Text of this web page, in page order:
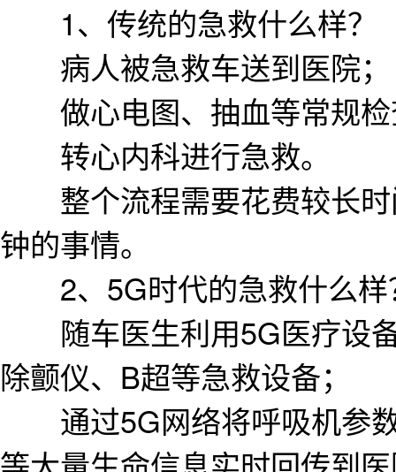
1、传统的急救什么样？
病人被急救车送到医院；
做心电图、抽血等常规检
转心内科进行急救。
整个流程需要花费较长时
钟的事情。
2、5G时代的急救什么样
随车医生利用5G医疗设备
除颤仪、B超等急救设备；
通过5G网络将呼吸机参数